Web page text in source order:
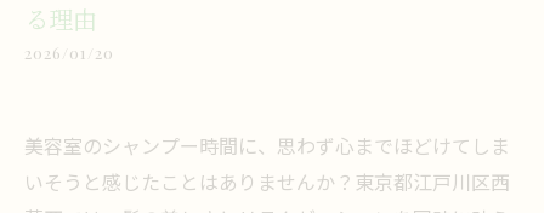
る理由
2026/01/20
美容室のシャンプー時間に、思わず心までほどけてしま
いそうと感じたことはありませんか？東京都江戸川区西